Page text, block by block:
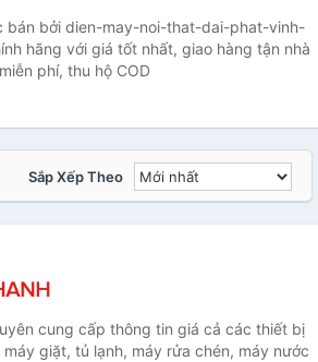
bán bởi dien-may-noi-that-dai-phat-vinh-
hãng với giá tốt nhất, giao hàng tận nhà
miễn phí, thu hộ COD
Sắp Xếp Theo
cung cấp thông tin giá cả các thiết bị
giặt, tủ lạnh, máy rửa chén, máy nước